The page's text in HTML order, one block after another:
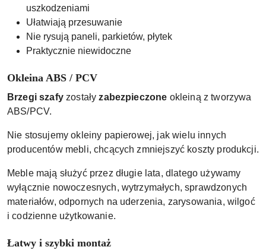
uszkodzeniami
Ułatwiają przesuwanie
Nie rysują paneli, parkietów, płytek
Praktycznie niewidoczne
Okleina ABS / PCV
Brzegi szafyzostałyzabezpieczone okleiną z tworzywa
ABS/PCV.
Nie stosujemy okleiny papierowej, jak wielu innych
producentów mebli, chcących zmniejszyć koszty produkcji.
Meble mają służyć przez długie lata, dlatego używamy
wyłącznie nowoczesnych, wytrzymałych, sprawdzonych
materiałów, odpornych na uderzenia, zarysowania, wilgoć
i codzienne użytkowanie.
Łatwy i szybki montaż